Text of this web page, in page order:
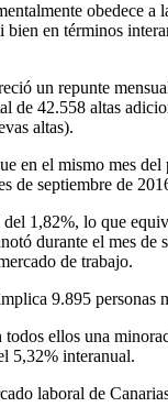
obedece
en términos
un repunte
42.558 altas
altas).
en el mismo mes
de septiembre de
1,82%, lo que
durante el mes
de trabajo.
9.895
ellos una
5,32% interanual.
laboral de